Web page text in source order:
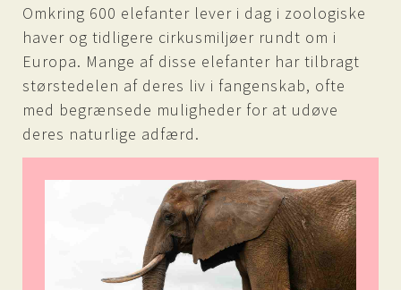
Omkring 600 elefanter lever i dag i zoologiske
haver og tidligere cirkusmiljøer rundt om i
Europa. Mange af disse elefanter har tilbragt
størstedelen af deres liv i fangenskab, ofte
med begrænsede muligheder for at udøve
deres naturlige adfærd.